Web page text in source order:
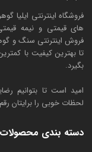
فروشگاه اینترنتی ایلیا
های قیمتی و نیمه
فروش اینترنتی سنگ و
تا بهترین کیفیت با
بگیرد.
امید است تا بتوانیم
لحظات خوبی را برایتان
دسته بندی محصولات